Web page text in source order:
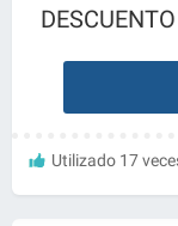
DESCUENTO
Utilizado 17